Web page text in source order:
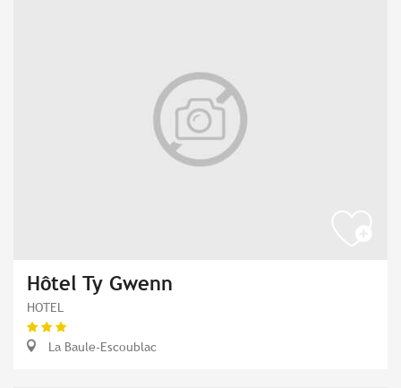
Hôtel Ty Gwenn
HOTEL
La Baule-Escoublac